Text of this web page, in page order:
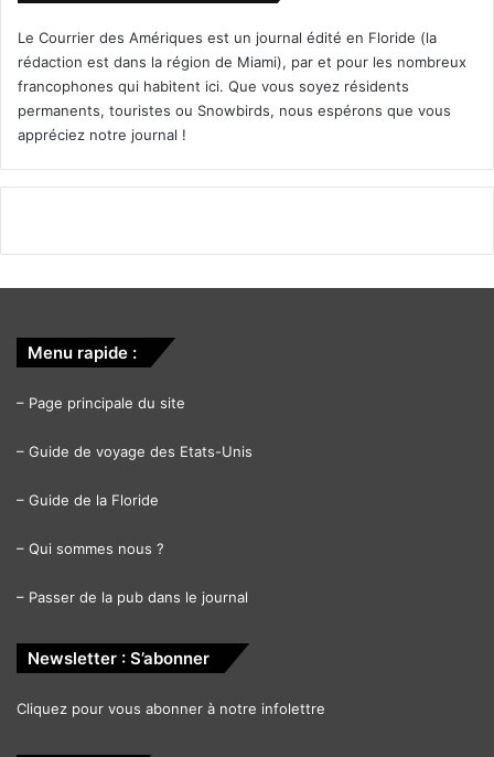
Le Courrier des Amériques est un journal édité en Floride (la
rédaction est dans la région de Miami), par et pour les nombreux
francophones qui habitent ici. Que vous soyez résidents
permanents, touristes ou Snowbirds, nous espérons que vous
appréciez notre journal !
Menu rapide :
– Page principale du site
– Guide de voyage des Etats-Unis
– Guide de la Floride
– Qui sommes nous ?
– Passer de la pub dans le journal
Newsletter : S’abonner
Cliquez pour vous abonner à notre infolettre